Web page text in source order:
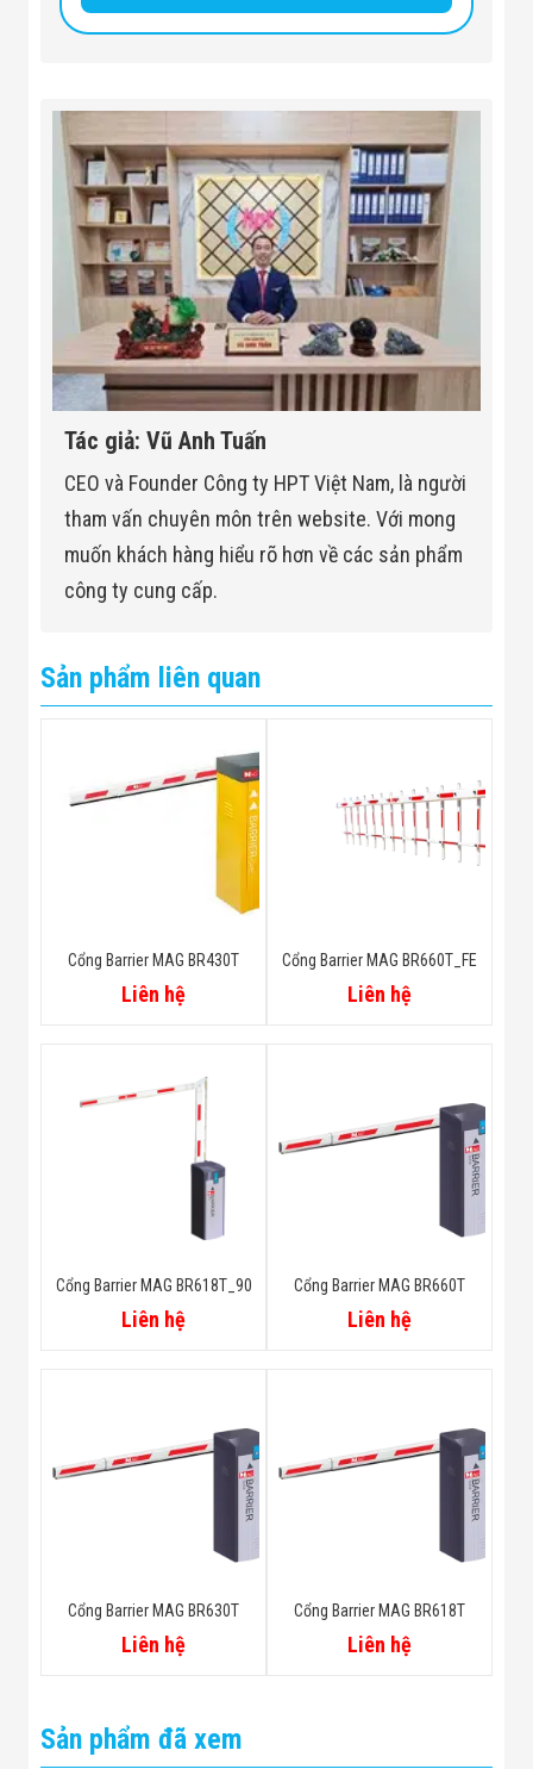
Tác giả: Vũ Anh Tuấn
CEO và Founder Công ty HPT Việt Nam, là người
tham vấn chuyên môn trên website. Với mong
muốn khách hàng hiểu rõ hơn về các sản phẩm
công ty cung cấp.
Sản phẩm liên quan
Cổng Barrier MAG BR430T
Liên hệ
Cổng Barrier MAG BR660T_FE
Liên hệ
Cổng Barrier MAG BR618T_90
Liên hệ
Cổng Barrier MAG BR660T
Liên hệ
Cổng Barrier MAG BR630T
Liên hệ
Cổng Barrier MAG BR618T
Liên hệ
Sản phẩm đã xem